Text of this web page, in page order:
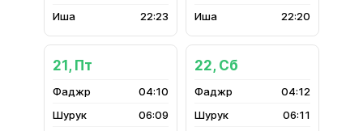
22:23
22:20
21, Пт
04:10
06:09
22, Сб
04:12
06:11